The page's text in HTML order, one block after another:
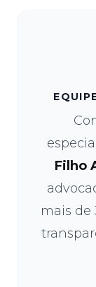
Filho
mais de